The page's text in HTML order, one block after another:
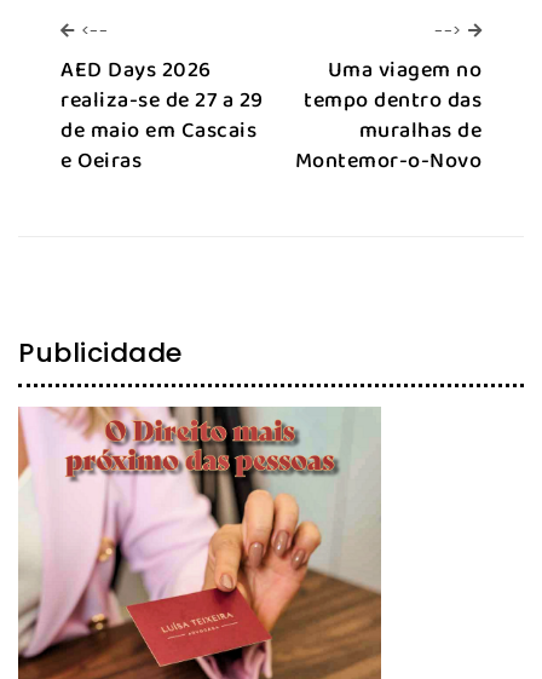
<--
AED Days 2026
realiza-se de 27 a 29
de maio em Cascais
e Oeiras
--> -->
Uma viagem no
tempo dentro das
muralhas de
Montemor-o-Novo
Publicidade